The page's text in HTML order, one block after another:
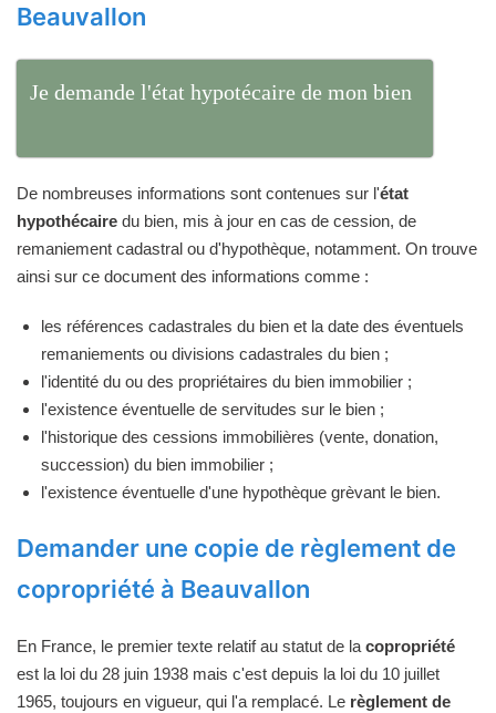
Beauvallon
Je demande l'état hypotécaire de mon bien
De nombreuses informations sont contenues sur l'état
hypothécaire du bien, mis à jour en cas de cession, de
remaniement cadastral ou d'hypothèque, notamment. On trouve
ainsi sur ce document des informations comme :
les références cadastrales du bien et la date des éventuels
remaniements ou divisions cadastrales du bien ;
l'identité du ou des propriétaires du bien immobilier ;
l'existence éventuelle de servitudes sur le bien ;
l'historique des cessions immobilières (vente, donation,
succession) du bien immobilier ;
l'existence éventuelle d'une hypothèque grèvant le bien.
Demander une copie de règlement de
copropriété à Beauvallon
En France, le premier texte relatif au statut de la copropriété
est la loi du 28 juin 1938 mais c'est depuis la loi du 10 juillet
1965, toujours en vigueur, qui l'a remplacé. Le règlement de